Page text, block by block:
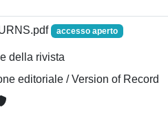
accesso aperto
della rivista
editoriale / Version of Record